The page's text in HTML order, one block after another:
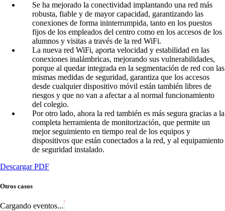
Se ha mejorado la conectividad implantando una red más
robusta, fiable y de mayor capacidad, garantizando las
conexiones de forma ininterrumpida, tanto en los puestos
fijos de los empleados del centro como en los accesos de los
alumnos y visitas a través de la red WiFi.
La nueva red WiFi, aporta velocidad y estabilidad en las
conexiones inalámbricas, mejorando sus vulnerabilidades,
porque al quedar integrada en la segmentación de red con las
mismas medidas de seguridad, garantiza que los accesos
desde cualquier dispositivo móvil están también libres de
riesgos y que no van a afectar a al normal funcionamiento
del colegio.
Por otro lado, ahora la red también es más segura gracias a la
completa herramienta de monitorización, que permite un
mejor seguimiento en tiempo real de los equipos y
dispositivos que están conectados a la red, y al equipamiento
de seguridad instalado.
Descargar PDF
Otros casos
Cargando eventos...